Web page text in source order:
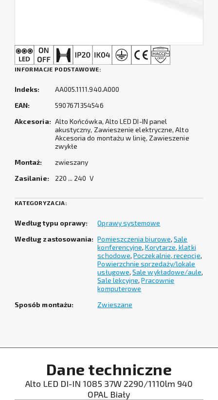
INFORMACJE PODSTAWOWE:
Indeks:
AA005.1111.940.A000
EAN:
5907671354546
Akcesoria: Alto Końcówka, Alto LED DI-IN panel
akustyczny, Zawieszenie elektryczne, Alto
Akcesoria do montażu w linię, Zawieszenie
zwykłe
Montaż:
zwieszany
Zasilanie:
220 ... 240 V
KATEGORYZACJA:
Według typu oprawy:
Oprawy systemowe
Według zastosowania: Pomieszczenia biurowe,Sale
konferencyjne,Korytarze, klatki
schodowe,Poczekalnie, recepcje,
Powierzchnie sprzedaży/lokale
usługowe,Sale wykładowe/aule,
Sale lekcyjne,Pracownie
komputerowe
Sposób montażu:
Zwieszane
Dane techniczne
Alto LED DI-IN 1085 37W 2290/1110lm 940
OPAL Biały